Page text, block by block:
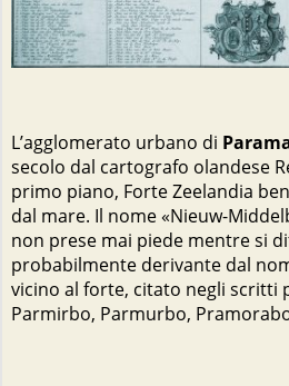
L’agglomerato urbano di
secolo dal cartografo olandese
primo piano, Forte Zeelandia
dal mare. Il nome «Nieuw-
non prese mai piede mentre si
probabilmente derivante dal
vicino al forte, citato negli scritti
Parmirbo, Parmurbo,